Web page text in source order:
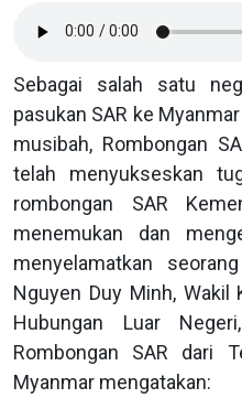
Sebagai salah satu
pasukan SAR ke
musibah, Rombongan
telah menyukseskan
rombongan SAR
menemukan dan
menyelamatkan
Nguyen Duy Minh, Wakil
Hubungan Luar
Rombongan SAR dari
Myanmar mengatakan: